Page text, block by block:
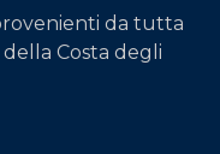
da tutta
Costa degli